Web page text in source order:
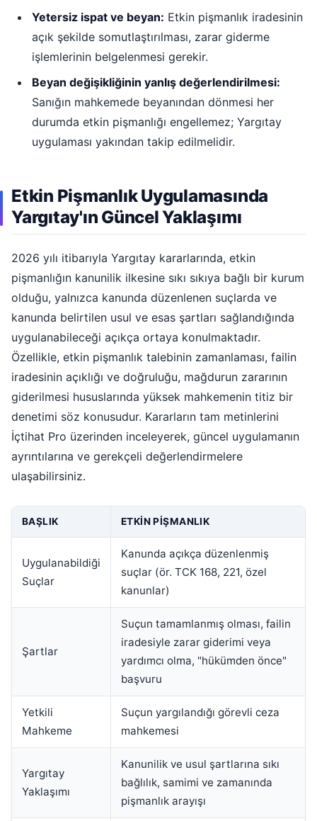
Yetersiz ispat ve beyan: Etkin pişmanlık iradesinin
açık şekilde somutlaştırılması, zarar giderme
işlemlerinin belgelenmesi gerekir.
Beyan değişikliğinin yanlış değerlendirilmesi:
Sanığın mahkemede beyanından dönmesi her
durumda etkin pişmanlığı engellemez; Yargıtay
uygulaması yakından takip edilmelidir.
Etkin Pişmanlık Uygulamasında
Yargıtay'ın Güncel Yaklaşımı
2026 yılı itibarıyla Yargıtay kararlarında, etkin
pişmanlığın kanunilik ilkesine sıkı sıkıya bağlı bir kurum
olduğu, yalnızca kanunda düzenlenen suçlarda ve
kanunda belirtilen usul ve esas şartları sağlandığında
uygulanabileceği açıkça ortaya konulmaktadır.
Özellikle, etkin pişmanlık talebinin zamanlaması, failin
iradesinin açıklığı ve doğruluğu, mağdurun zararının
giderilmesi hususlarında yüksek mahkemenin titiz bir
denetimi söz konusudur. Kararların tam metinlerini
İçtihat Pro üzerinden inceleyerek, güncel uygulamanın
ayrıntılarına ve gerekçeli değerlendirmelere
ulaşabilirsiniz.
BAŞLIK ETKIN PIŞMANLIK
Uygulanabildiği
Suçlar
Kanunda açıkça düzenlenmiş
suçlar (ör. TCK 168, 221, özel
kanunlar)
Şartlar
Suçun tamamlanmış olması, failin
iradesiyle zarar giderimi veya
yardımcı olma, "hükümden önce"
başvuru
Yetkili
Mahkeme
Suçun yargılandığı görevli ceza
mahkemesi
Yargıtay
Yaklaşımı
Kanunilik ve usul şartlarına sıkı
bağlılık, samimi ve zamanında
pişmanlık arayışı